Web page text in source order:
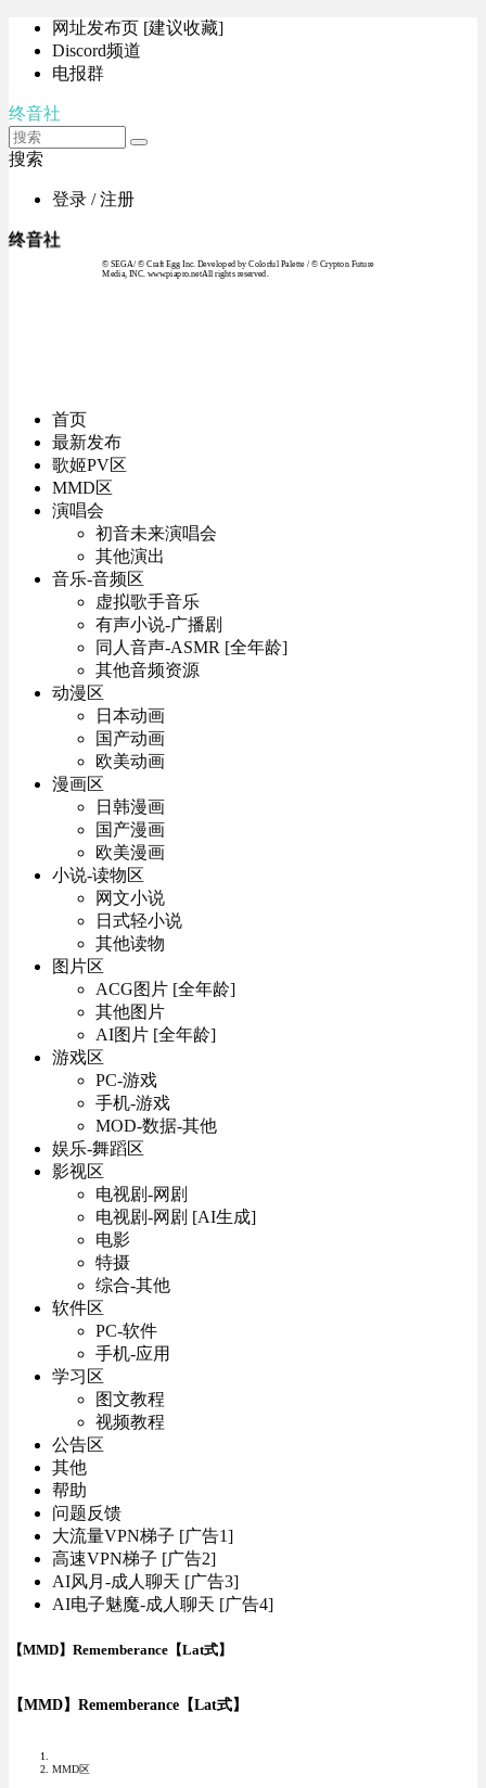
网址发布页 [建议收藏]
Discord频道
电报群
终音社
搜索
登录 / 注册
终音社
© SEGA / © Craft Egg Inc. Developed by Colorful Palette / © Crypton Future
Media, INC. www.piapro.netAll rights reserved.
首页
最新发布
歌姬PV区
MMD区
演唱会
初音未来演唱会
其他演出
音乐-音频区
虚拟歌手音乐
有声小说-广播剧
同人音声-ASMR [全年龄]
其他音频资源
动漫区
日本动画
国产动画
欧美动画
漫画区
日韩漫画
国产漫画
欧美漫画
小说-读物区
网文小说
日式轻小说
其他读物
图片区
ACG图片 [全年龄]
其他图片
AI图片 [全年龄]
游戏区
PC-游戏
手机-游戏
MOD-数据-其他
娱乐-舞蹈区
影视区
电视剧-网剧
电视剧-网剧 [AI生成]
电影
特摄
综合-其他
软件区
PC-软件
手机-应用
学习区
图文教程
视频教程
公告区
其他
帮助
问题反馈
大流量VPN梯子 [广告1]
高速VPN梯子 [广告2]
AI风月-成人聊天 [广告3]
AI电子魅魔-成人聊天 [广告4]
【MMD】Rememberance【Lat式】
【MMD】Rememberance【Lat式】
MMD区